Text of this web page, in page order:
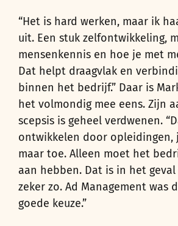
“Het is hard werken, maar ik
uit. Een stuk zelfontwikkeling,
mensenkennis en hoe je met
Dat helpt draagvlak en
binnen het bedrijf.” Daar is
het volmondig mee eens. Zijn
scepsis is geheel verdwenen.
ontwikkelen door opleidingen,
maar toe. Alleen moet het
aan hebben. Dat is in het geval
zeker zo. Ad Management was
goede keuze.”